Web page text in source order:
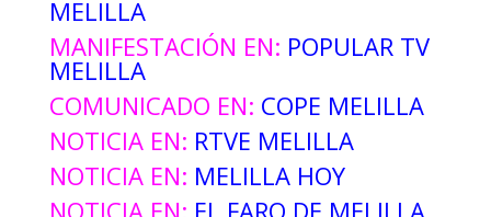
MELILLA
MANIFESTACIÓN EN: POPULAR TV
MELILLA
COMUNICADO EN: COPE MELILLA
NOTICIA EN: RTVE MELILLA
NOTICIA EN: MELILLA HOY
NOTICIA EN: EL FARO DE MELILLA